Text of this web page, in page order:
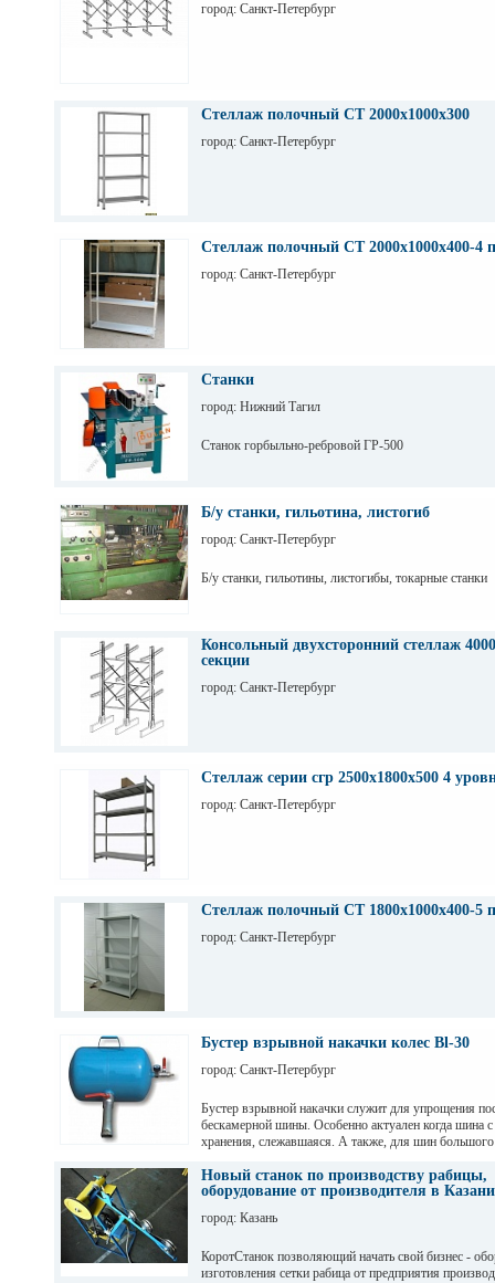
город: Санкт-Петербург
Стеллаж полочный СТ 2000х1000х300
город: Санкт-Петербург
Стеллаж полочный СТ 2000х1000х400-4
город: Санкт-Петербург
Станки
город: Нижний Тагил
Станок горбыльно-ребровой ГР-500
Б/у станки, гильотина, листогиб
город: Санкт-Петербург
Б/у станки, гильотины, листогибы, токарные станки
Консольный двухсторонний стеллаж
секции
город: Санкт-Петербург
Стеллаж серии сгр 2500х1800х500 4
город: Санкт-Петербург
Стеллаж полочный СТ 1800х1000х400-5
город: Санкт-Петербург
Бустер взрывной накачки колес Bl-30
город: Санкт-Петербург
Бустер взрывной накачки служит для упрощения
бескамерной шины. Особенно актуален когда шина с
хранения, слежавшаяся. А также, для шин большого
Новый станок по производству рабицы,
оборудование от производителя в
город: Казань
КоротСтанок позволяющий начать свой бизнес -
изготовления сетки рабица от предприятия